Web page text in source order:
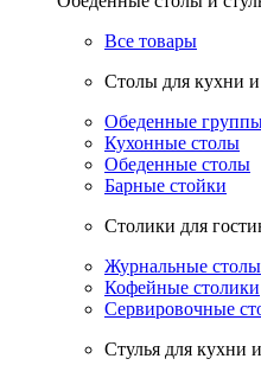
Все товары
Столы для кухни и
Обеденные
Кухонные столы
Обеденные столы
Барные стойки
Столики для
Журнальные столы
Кофейные столики
Сервировочные
Стулья для кухни